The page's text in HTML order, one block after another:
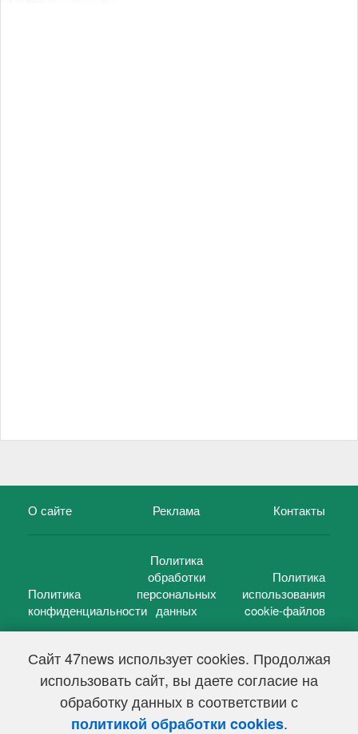
Сайт 47news использует cookies. Продолжая
использовать сайт, вы даете согласие на
обработку данных в соответствии с
политикой обработки cookies.
О сайте Реклама Контакты
Политика
конфиденциальности
Политика
обработки
персональных
данных
Политика
использования
cookie-файлов
47 новостей (47 news)2005 — 2026 г.
Свидетельство о регистрации СМИ Эл № ФС 77-39848, выдано
Федеральной службой по надзору в сфере связи,
информационных технологий и массовых коммуникаций